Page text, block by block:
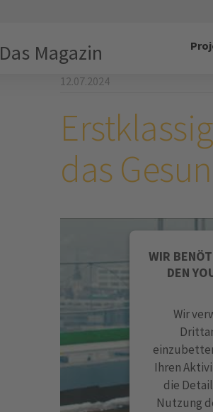
Das Magazin
12.07.2024
das
WIR
DEN
Wir
Ihren
die
Nutzung